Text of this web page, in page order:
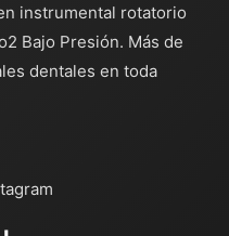
instrumental rotatorio
Bajo Presión. Más de
dentales en toda